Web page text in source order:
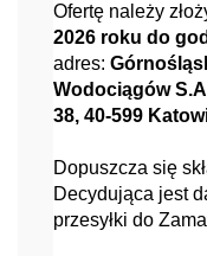
Ofertę należy
2026 roku do
adres:
Wodociągów
38, 40-599
Dopuszcza się
Decydująca jest
przesyłki do